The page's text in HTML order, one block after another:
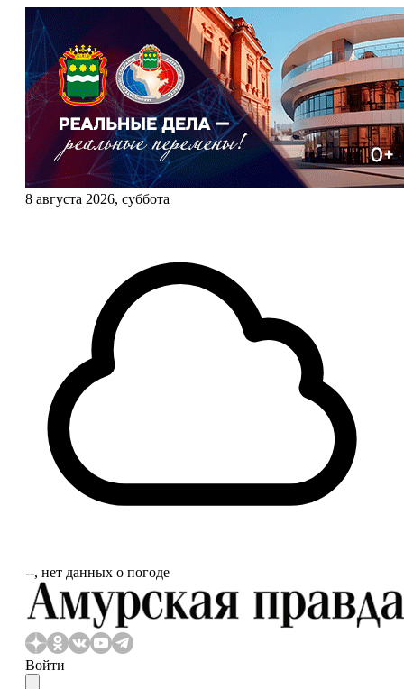
8 августа 2026, суббота
‐‐, нет данных о погоде
Войти